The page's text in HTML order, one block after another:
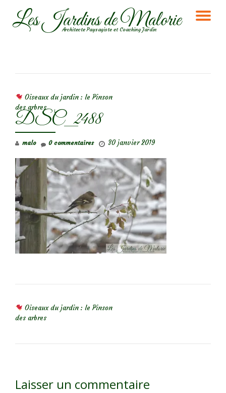
AllerLes Jardins de Malorie
Architecte Paysagiste et Coaching Jardin
Oiseaux du jardin : le Pinson
des arbres
DSC_2488
malo 30 janvier 2019
0 commentaires
Oiseaux du jardin : le Pinson
des arbres
Laisser un commentaire